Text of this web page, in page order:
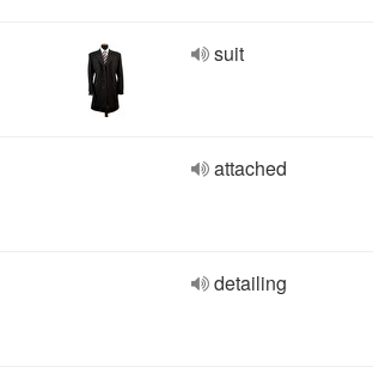
suit
attached
detailing